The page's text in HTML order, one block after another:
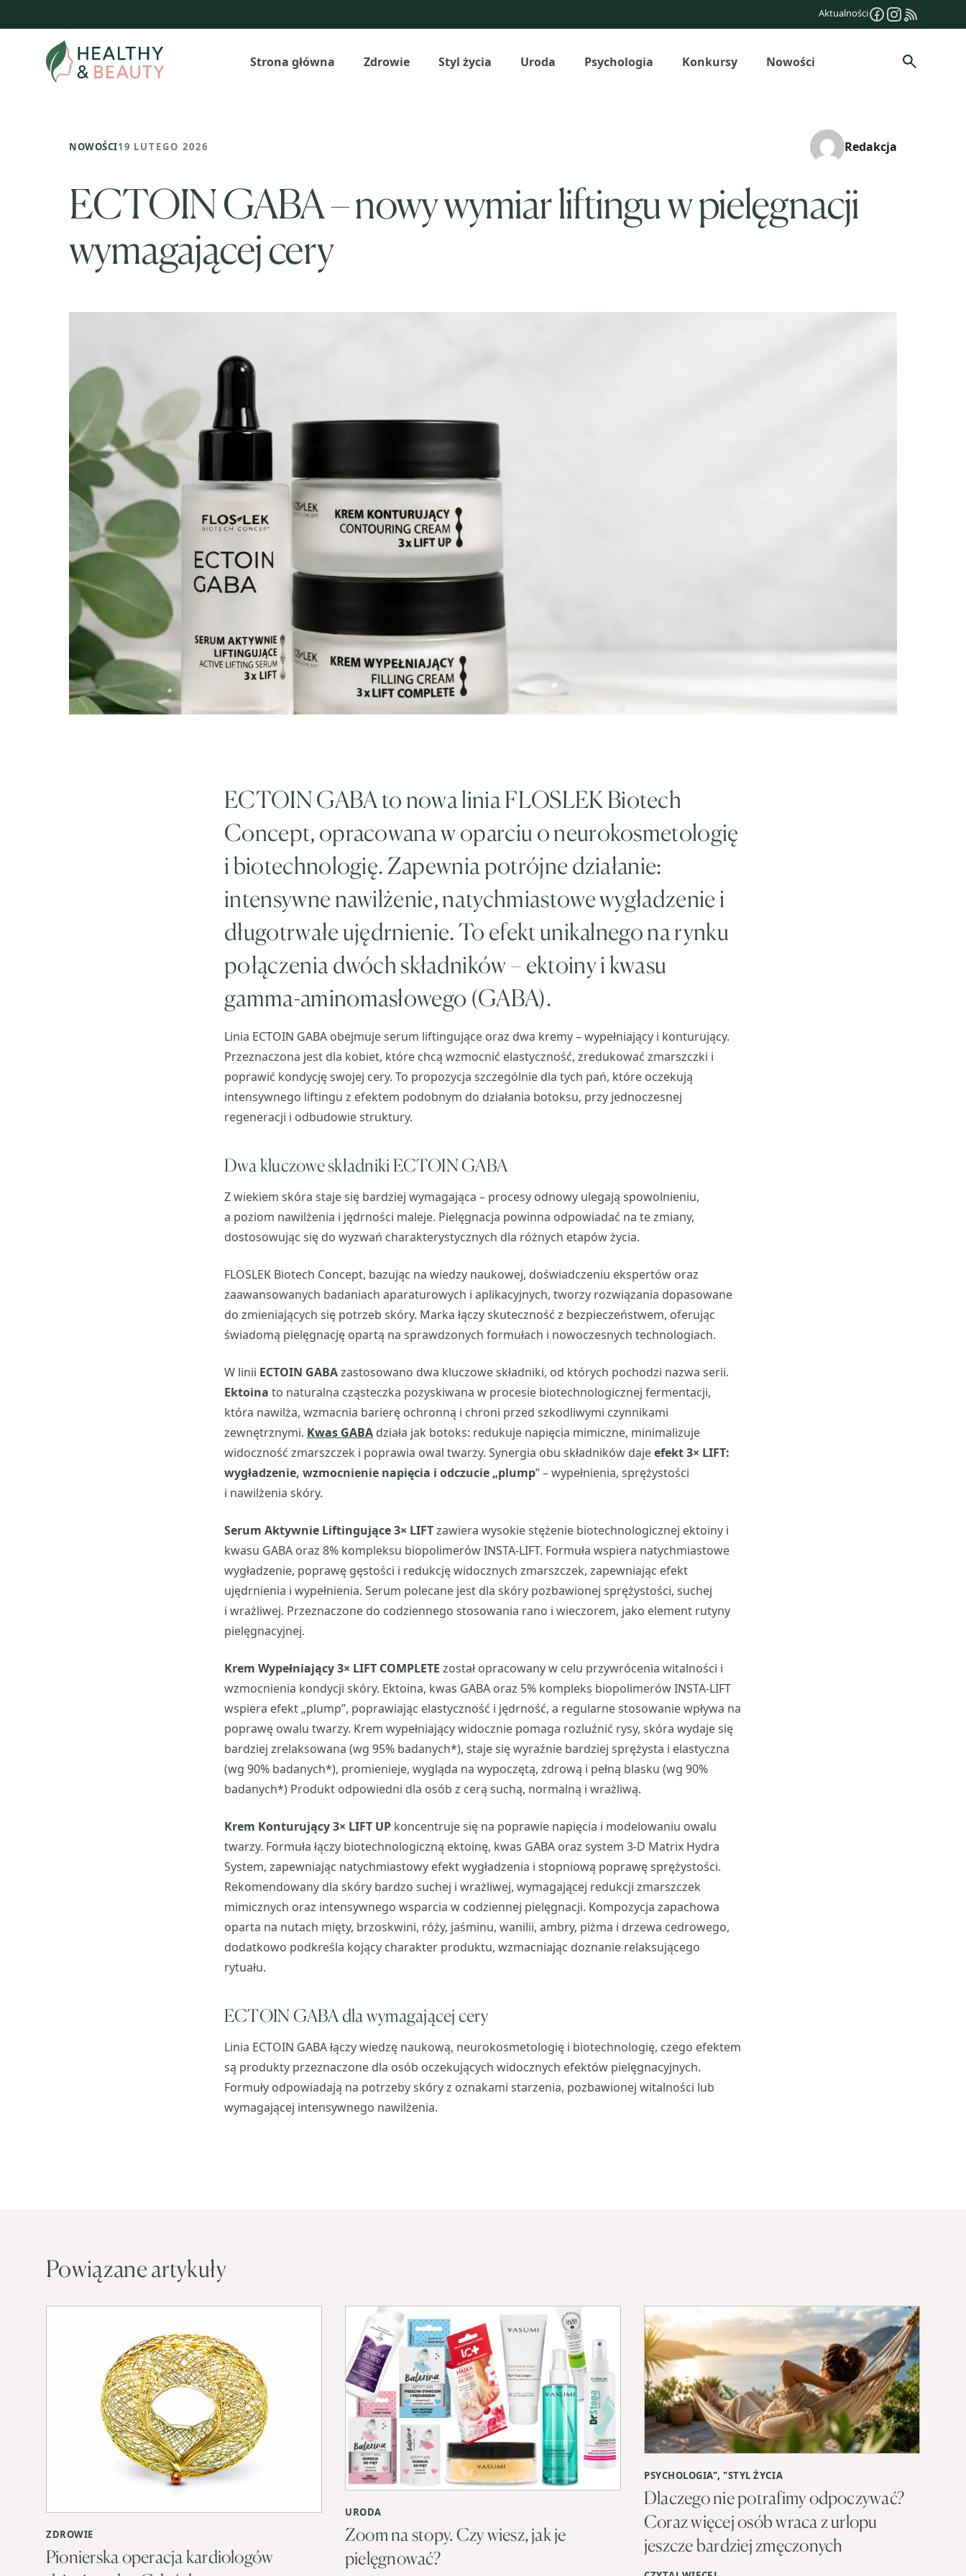
do
Aktualności
Strona główna Zdrowie Styl życia Uroda Psychologia Konkursy Nowości Szukaj
NOWOŚCI19 LUTEGO 2026 Redakcja
ECTOIN GABA – nowy wymiar liftingu w pielęgnacji
wymagającej cery
ECTOIN GABA to nowa linia FLOSLEK Biotech
Concept, opracowana w oparciu o neurokosmetologię
i biotechnologię. Zapewnia potrójne działanie:
intensywne nawilżenie, natychmiastowe wygładzenie i
długotrwałe ujędrnienie. To efekt unikalnego na rynku
połączenia dwóch składników – ektoiny i kwasu
gamma-aminomasłowego (GABA).
Linia ECTOIN GABA obejmuje serum liftingujące oraz dwa kremy – wypełniający i konturujący.
Przeznaczona jest dla kobiet, które chcą wzmocnić elastyczność, zredukować zmarszczki i
poprawić kondycję swojej cery. To propozycja szczególnie dla tych pań, które oczekują
intensywnego liftingu z efektem podobnym do działania botoksu, przy jednoczesnej
regeneracji i odbudowie struktury.
Dwa kluczowe składniki ECTOIN GABA
Z wiekiem skóra staje się bardziej wymagająca – procesy odnowy ulegają spowolnieniu,
a poziom nawilżenia i jędrności maleje. Pielęgnacja powinna odpowiadać na te zmiany,
dostosowując się do wyzwań charakterystycznych dla różnych etapów życia.
FLOSLEK Biotech Concept, bazując na wiedzy naukowej, doświadczeniu ekspertów oraz
zaawansowanych badaniach aparaturowych i aplikacyjnych, tworzy rozwiązania dopasowane
do zmieniających się potrzeb skóry. Marka łączy skuteczność z bezpieczeństwem, oferując
świadomą pielęgnację opartą na sprawdzonych formułach i nowoczesnych technologiach.
W linii ECTOIN GABAzastosowano dwa kluczowe składniki, od których pochodzi nazwa serii.
Ektoina to naturalna cząsteczka pozyskiwana w procesie biotechnologicznej fermentacji,
która nawilża, wzmacnia barierę ochronną i chroni przed szkodliwymi czynnikami
zewnętrznymi. Kwas GABA działa jak botoks: redukuje napięcia mimiczne, minimalizuje
widoczność zmarszczek i poprawia owal twarzy. Synergia obu składników dajeefekt 3× LIFT:
wygładzenie, wzmocnienie napięcia i odczucie „plump” – wypełnienia, sprężystości
i nawilżenia skóry.
Serum Aktywnie Liftingujące 3× LIFTzawiera wysokie stężenie biotechnologicznej ektoiny i
kwasu GABA oraz 8% kompleksu biopolimerów INSTA-LIFT. Formuła wspiera natychmiastowe
wygładzenie, poprawę gęstości i redukcję widocznych zmarszczek, zapewniając efekt
ujędrnienia i wypełnienia. Serum polecane jest dla skóry pozbawionej sprężystości, suchej
i wrażliwej. Przeznaczone do codziennego stosowania rano i wieczorem, jako element rutyny
pielęgnacyjnej.
Krem Wypełniający 3× LIFT COMPLETE został opracowany w celu przywrócenia witalności i
wzmocnienia kondycji skóry. Ektoina, kwas GABA oraz 5% kompleks biopolimerów INSTA-LIFT
wspiera efekt „plump”, poprawiając elastyczność i jędrność, a regularne stosowanie wpływa na
poprawę owalu twarzy. Krem wypełniający widocznie pomaga rozluźnić rysy, skóra wydaje się
bardziej zrelaksowana (wg 95% badanych*), staje się wyraźnie bardziej sprężysta i elastyczna
(wg 90% badanych*), promienieje, wygląda na wypoczętą, zdrową i pełną blasku (wg 90%
badanych*) Produkt odpowiedni dla osób z cerą suchą, normalną i wrażliwą.
Krem Konturujący 3× LIFT UP koncentruje się na poprawie napięcia i modelowaniu owalu
twarzy. Formuła łączy biotechnologiczną ektoinę, kwas GABA oraz system 3-D Matrix Hydra
System, zapewniając natychmiastowy efekt wygładzenia i stopniową poprawę sprężystości.
Rekomendowany dla skóry bardzo suchej i wrażliwej, wymagającej redukcji zmarszczek
mimicznych oraz intensywnego wsparcia w codziennej pielęgnacji. Kompozycja zapachowa
oparta na nutach mięty, brzoskwini, róży, jaśminu, wanilii, ambry, piżma i drzewa cedrowego,
dodatkowo podkreśla kojący charakter produktu, wzmacniając doznanie relaksującego
rytuału.
ECTOIN GABA dla wymagającej cery
Linia ECTOIN GABA łączy wiedzę naukową, neurokosmetologię i biotechnologię, czego efektem
są produkty przeznaczone dla osób oczekujących widocznych efektów pielęgnacyjnych.
Formuły odpowiadają na potrzeby skóry z oznakami starzenia, pozbawionej witalności lub
wymagającej intensywnego nawilżenia.
Powiązane artykuły
ZDROWIE
Pionierska operacja kardiologów
URODA
Zoom na stopy. Czy wiesz, jak je
pielęgnować?
PSYCHOLOGIA", "STYL ŻYCIA
Dlaczego nie potrafimy odpoczywać?
Coraz więcej osób wraca z urlopu
jeszcze bardziej zmęczonych